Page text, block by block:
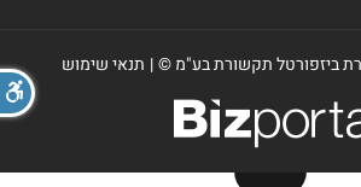
ביזפורטל תקשורת בע"מ ©| תנאי שימוש